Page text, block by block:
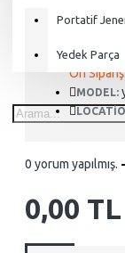
Portatif
Yedek Parça
STOCK:
Ön Sipariş
MODEL:
0 yorum yapılmış. -
0,00 TL